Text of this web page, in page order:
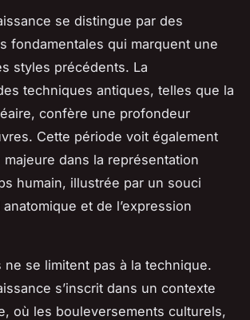
se distingue par des
fondamentales qui marquent une
styles précédents. La
techniques antiques, telles que la
confère une profondeur
Cette période voit également
dans la représentation
humain, illustrée par un souci
et de l’expression
ne se limitent pas à la technique.
s’inscrit dans un contexte
où les bouleversements culturels,